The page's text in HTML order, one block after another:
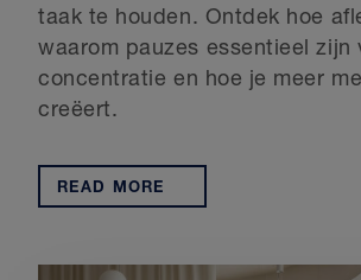
taak te houden. Ontdek hoe
waarom pauzes essentieel zijn
concentratie en hoe je meer
creëert.
READ MORE